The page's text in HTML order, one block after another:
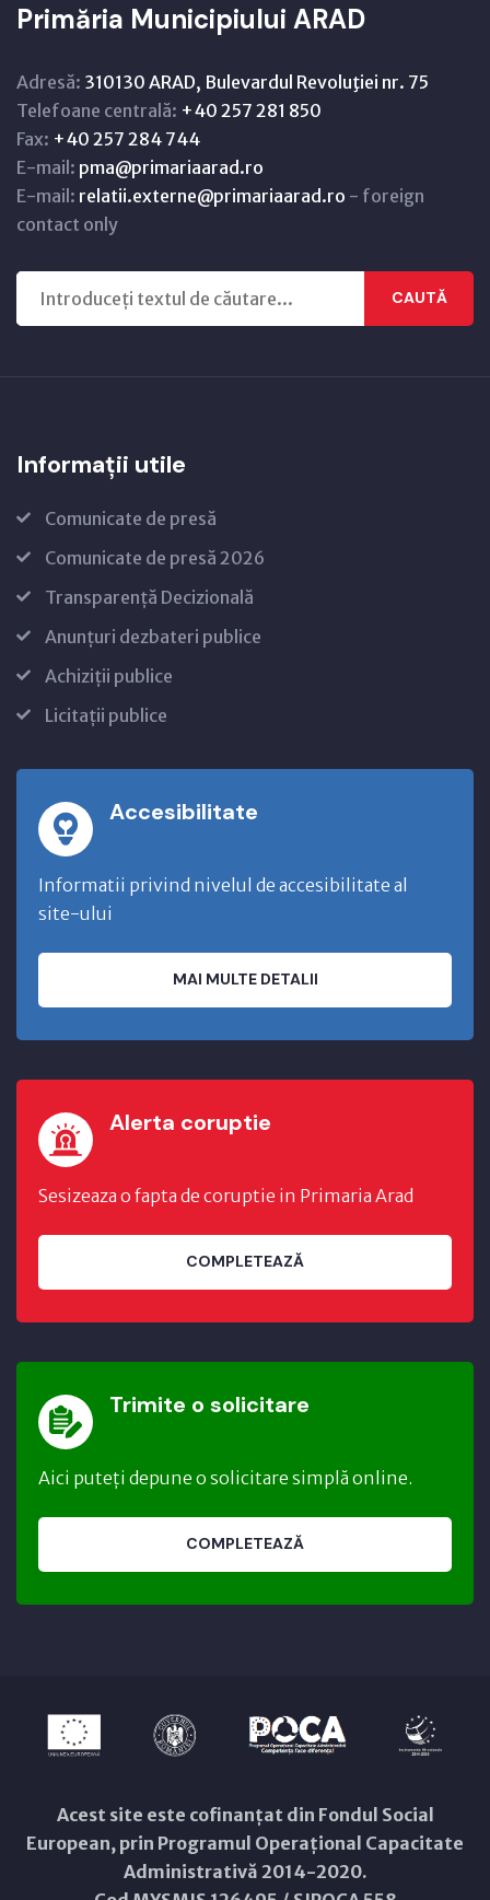
Primăria Municipiului ARAD
Adresă: 310130 ARAD, Bulevardul Revoluţiei nr. 75
Telefoane centrală: +40 257 281 850
Fax: +40 257 284 744
E-mail: pma@primariaarad.ro
E-mail: relatii.externe@primariaarad.ro - foreign
contact only
CAUTĂ
Informații utile
Comunicate de presă
Comunicate de presă 2026
Transparență Decizională
Anunțuri dezbateri publice
Achiziții publice
Licitații publice
Accesibilitate
Informatii privind nivelul de accesibilitate al
site-ului
MAI MULTE DETALII
Alerta coruptie
Sesizeaza o fapta de coruptie in Primaria Arad
COMPLETEAZĂ
Trimite o solicitare
Aici puteți depune o solicitare simplă online.
COMPLETEAZĂ
Acest site este cofinanțat din Fondul Social
European, prin Programul Operațional Capacitate
Administrativă 2014-2020.